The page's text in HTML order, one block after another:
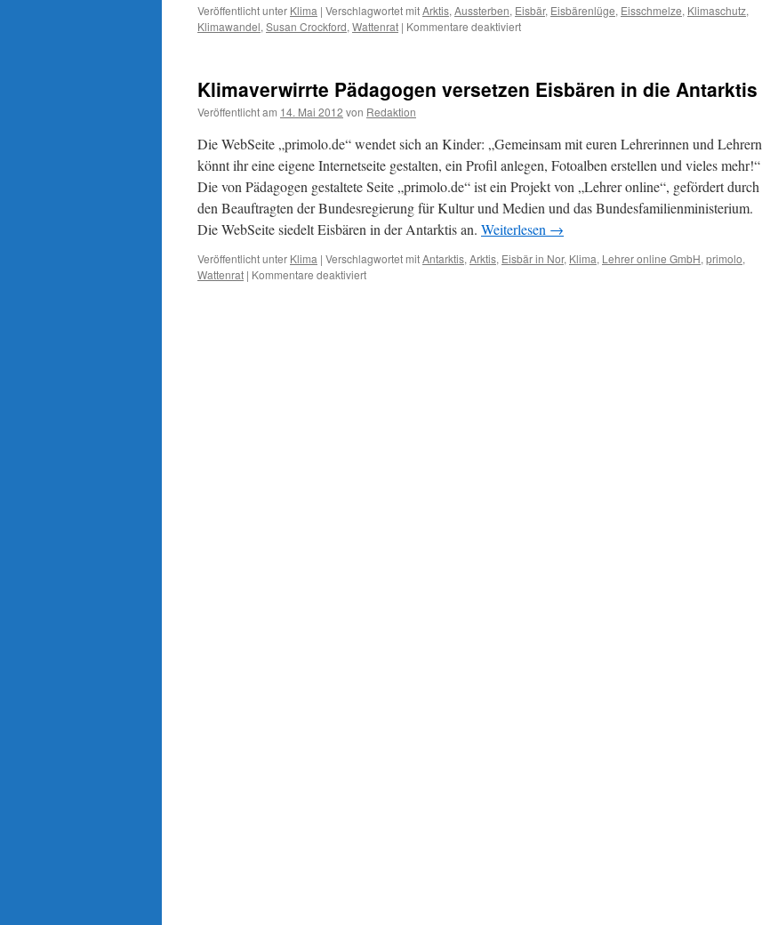
Veröffentlicht unter Klima | Verschlagwortet mitArktis, Aussterben, Eisbär, Eisbärenlüge, Eisschmelze, Klimaschutz,
Klimawandel, Susan Crockford, Wattenrat | Kommentare deaktiviertfür
Lüge,
Zoologin
entlarvt
Klimaverwirrte Pädagogen versetzen Eisbären in die Antarktis
Veröffentlicht am 14. Mai 2012 von Redaktion
Die WebSeite „primolo.de“ wendet sich an Kinder: „Gemeinsam mit euren Lehrerinnen und Lehrern
könnt ihr eine eigene Internetseite gestalten, ein Profil anlegen, Fotoalben erstellen und vieles mehr!“
Die von Pädagogen gestaltete Seite „primolo.de“ ist ein Projekt von „Lehrer online“, gefördert durch
den Beauftragten der Bundesregierung für Kultur und Medien und das Bundesfamilienministerium.
Die WebSeite siedelt Eisbären in der Antarktis an. Weiterlesen →
Veröffentlicht unter Klima | Verschlagwortet mitAntarktis, Arktis, Eisbär in Nor, Klima, Lehrer online GmbH, primolo,
Wattenrat | Kommentare deaktiviertfür